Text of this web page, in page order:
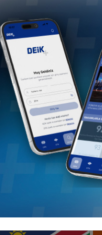
İş Konseyi
Türkiye - Kenya
İş Konseyi